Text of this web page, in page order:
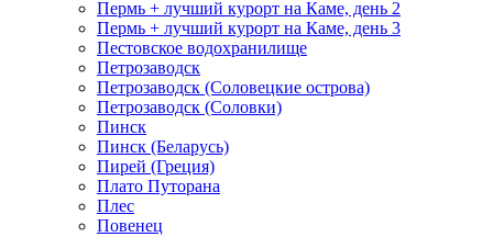
Пермь + лучший курорт на Каме, день 2
Пермь + лучший курорт на Каме, день 3
Пестовское водохранилище
Петрозаводск
Петрозаводск (Соловецкие острова)
Петрозаводск (Соловки)
Пинск
Пинск (Беларусь)
Пирей (Греция)
Плато Путорана
Плес
Повенец